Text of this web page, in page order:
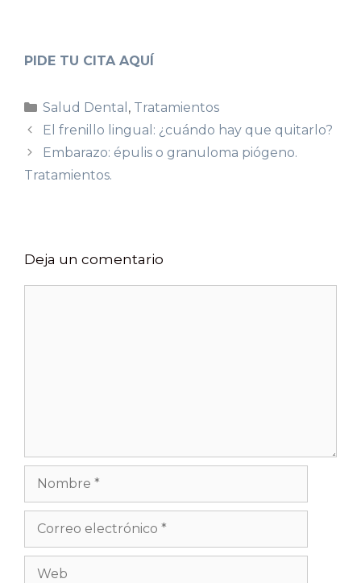
PIDE TU CITA AQUÍ
Salud Dental , Tratamientos
El frenillo lingual: ¿cuándo hay que quitarlo?
Embarazo: épulis o granuloma piógeno.
Tratamientos.
Deja un comentario